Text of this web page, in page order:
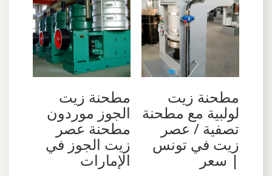
مطحنة زيت
لولبية مع مطحنة
تصفية / عصر
زيت في تونس
| سعر
مطحنة زيت
الجوز موردون
مطحنة عصر
زيت الجوز في
الإمارات